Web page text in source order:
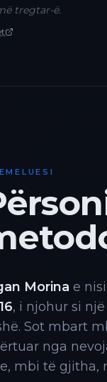
tregtar-ë.
Morina e
, i njohur si
Sot mbart
nga
mbi të gjitha,